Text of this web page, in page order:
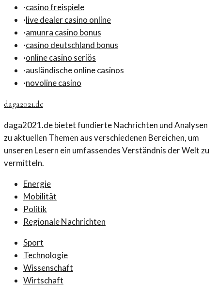
·casino freispiele
·live dealer casino online
·amunra casino bonus
·casino deutschland bonus
·online casino seriös
·ausländische online casinos
·novoline casino
daga2021.de
daga2021.de bietet fundierte Nachrichten und Analysen
zu aktuellen Themen aus verschiedenen Bereichen, um
unseren Lesern ein umfassendes Verständnis der Welt zu
vermitteln.
Energie
Mobilität
Politik
Regionale Nachrichten
Sport
Technologie
Wissenschaft
Wirtschaft